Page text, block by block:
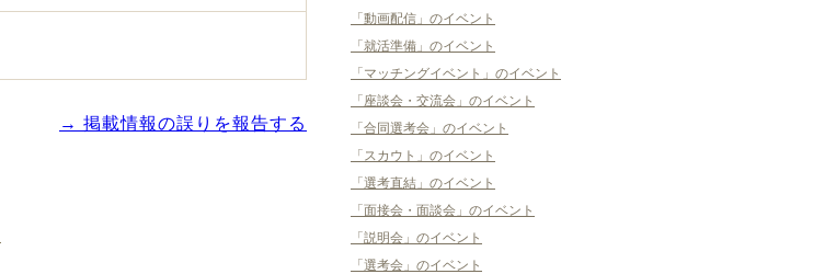
→ 掲載情報の誤りを報告する
「動画配信」のイベント
「就活準備」のイベント
「マッチングイベント」のイベント
「座談会・交流会」のイベント
「合同選考会」のイベント
「スカウト」のイベント
「選考直結」のイベント
「面接会・面談会」のイベント
「説明会」のイベント
「選考会」のイベント